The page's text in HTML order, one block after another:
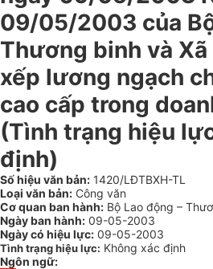
09/05/2003 của
Thương binh và
xếp lương ngạch
cao cấp trong
(Tình trạng hiệu
định)
Số hiệu văn bản: 1420/LĐTBXH-TL
Loại văn bản: Công văn
Cơ quan ban hành: Bộ Lao động –
Ngày ban hành: 09-05-2003
Ngày có hiệu lực: 09-05-2003
Tình trạng hiệu lực: Không xác định
Ngôn ngữ: